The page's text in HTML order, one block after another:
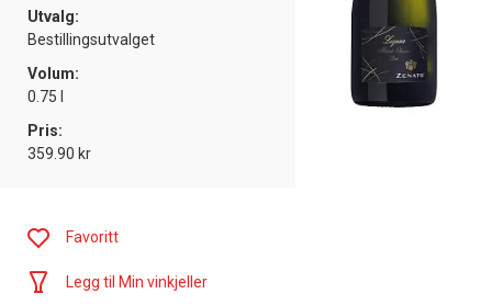
Utvalg:
Bestillingsutvalget
Volum:
0.75 l
Pris:
359.90 kr
Favoritt
Legg til Min vinkjeller